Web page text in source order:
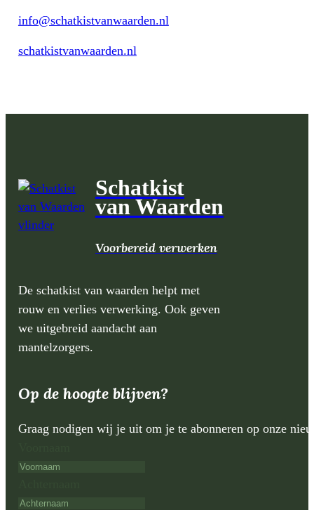
info@schatkistvanwaarden.nl
schatkistvanwaarden.nl
Schatkist
van Waarden
Voorbereid verwerken
De schatkist van waarden helpt met
rouw en verlies verwerking. Ook geven
we uitgebreid aandacht aan
mantelzorgers.
Op de hoogte blijven?
Graag nodigen wij je uit om je te abonneren op onze